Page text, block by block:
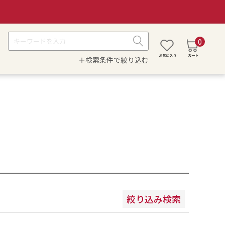
＋検索条件で絞り込む
0
絞り込み検索
い順 価格が高い順